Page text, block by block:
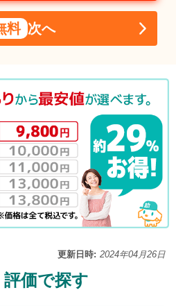
料 次へ
更新日時: 2024年04月26日
評価で探す